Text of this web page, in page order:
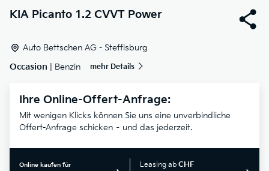
KIA Picanto 1.2 CVVT Power
Auto Bettschen AG - Steffisburg
Occasion | Benzin mehr Details
Ihre Online-Offert-Anfrage:
Mit wenigen Klicks können Sie uns eine unverbindliche
Offert-Anfrage schicken – und das jederzeit.
Online kaufen für Leasing ab CHF